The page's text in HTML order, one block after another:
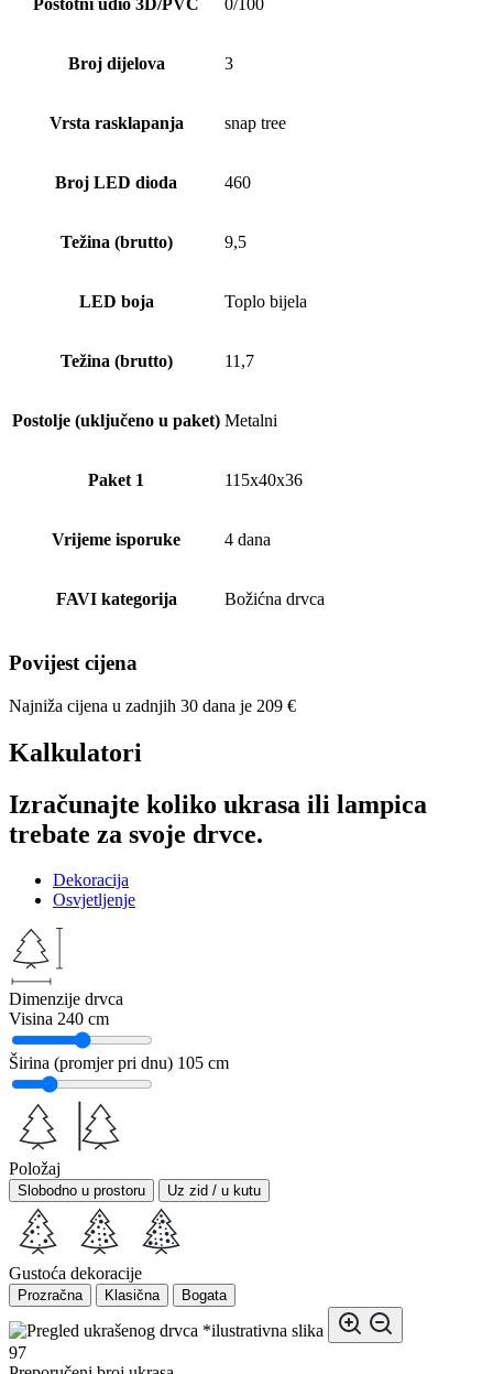
Postotni udio 3D/PVC 0/100
Broj dijelova 3
Vrsta rasklapanja snap tree
Broj LED dioda 460
Težina (brutto) 9,5
LED boja Toplo bijela
Težina (brutto) 11,7
Postolje (uključeno u paket) Metalni
Paket 1 115x40x36
Vrijeme isporuke 4 dana
FAVI kategorija Božićna drvca
Povijest cijena
Najniža cijena u zadnjih 30 dana je 209 €
Kalkulatori
Izračunajte koliko ukrasa ili lampica
trebate za svoje drvce.
Dekoracija
Osvjetljenje
Dimenzije drvca
Visina 240 cm
Širina (promjer pri dnu) 105 cm
Položaj
Slobodno u prostoru Uz zid / u kutu
Gustoća dekoracije
Prozračna Klasična Bogata
*ilustrativna slika
97